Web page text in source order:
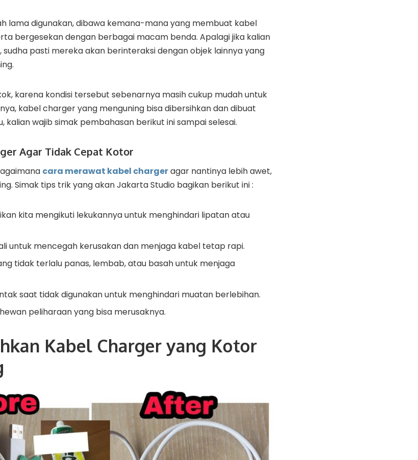
lama digunakan, dibawa kemana-mana yang membuat kabel
bergesekan dengan berbagai macam benda. Apalagi jika kalian
pasti mereka akan berinteraksi dengan objek lainnya yang
karena kondisi tersebut sebenarnya masih cukup mudah untuk
kabel charger yang menguning bisa dibersihkan dan dibuat
kalian wajib simak pembahasan berikut ini sampai selesai.
Agar Tidak Cepat Kotor
cara merawat kabel chargeragar nantinya lebih awet,
Simak tips trik yang akan Jakarta Studio bagikan berikut ini :
kita mengikuti lekukannya untuk menghindari lipatan atau
untuk mencegah kerusakan dan menjaga kabel tetap rapi.
tidak terlalu panas, lembab, atau basah untuk menjaga
saat tidak digunakan untuk menghindari muatan berlebihan.
peliharaan yang bisa merusaknya.
Kabel Charger yang Kotor